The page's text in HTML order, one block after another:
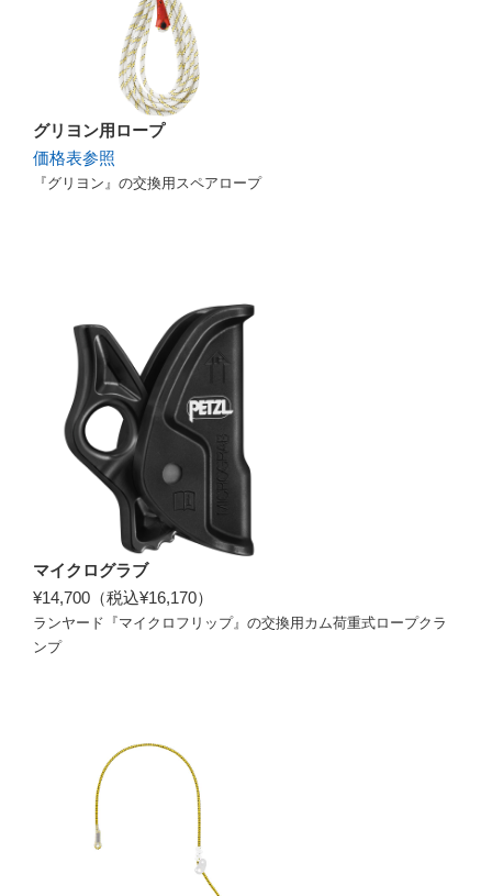
グリヨン用ロープ
価格表参照
『グリヨン』の交換用スペアロープ
マイクログラブ
¥14,700（税込¥16,170）
ランヤード『マイクロフリップ』の交換用カム荷重式ロープクラ
ンプ